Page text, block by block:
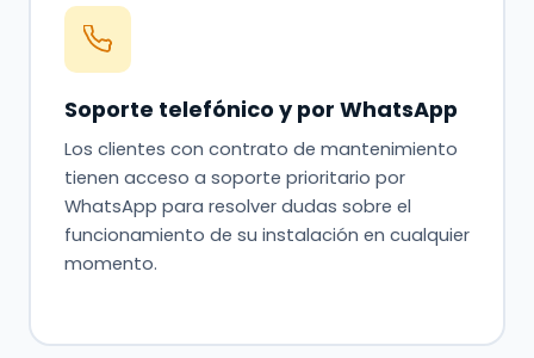
Soporte telefónico y por WhatsApp
Los clientes con contrato de mantenimiento
tienen acceso a soporte prioritario por
WhatsApp para resolver dudas sobre el
funcionamiento de su instalación en cualquier
momento.